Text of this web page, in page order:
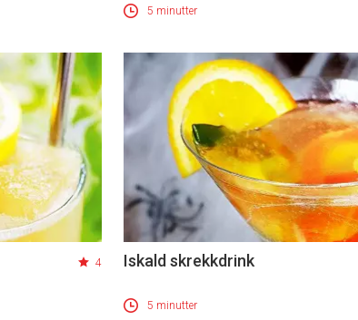
5 minutter
4 Iskald skrekkdrink
5 minutter